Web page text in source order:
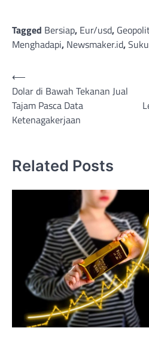
Tagged Bersiap, Eur/usd,
Menghadapi, Newsmaker.id,Suku
Post
navigation
⟵
Dolar di Bawah Tekanan Jual
Tajam Pasca Data
Ketenagakerjaan
Related Posts